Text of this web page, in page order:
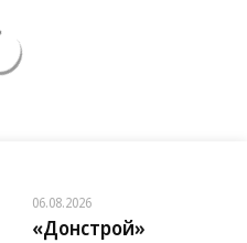
06.08.2026
«Донстрой»